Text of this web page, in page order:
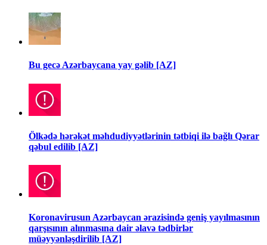
Bu gecə Azərbaycana yay gəlib [AZ]
Ölkədə hərəkət məhdudiyyətlərinin tətbiqi ilə bağlı Qərar
qəbul edilib [AZ]
Koronavirusun Azərbaycan ərazisində geniş yayılmasının
qarşısının alınmasına dair əlavə tədbirlər
müəyyənləşdirilib [AZ]